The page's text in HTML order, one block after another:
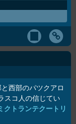
西部のパツクアロ
スコ人の信じてい
クトランテクートリ